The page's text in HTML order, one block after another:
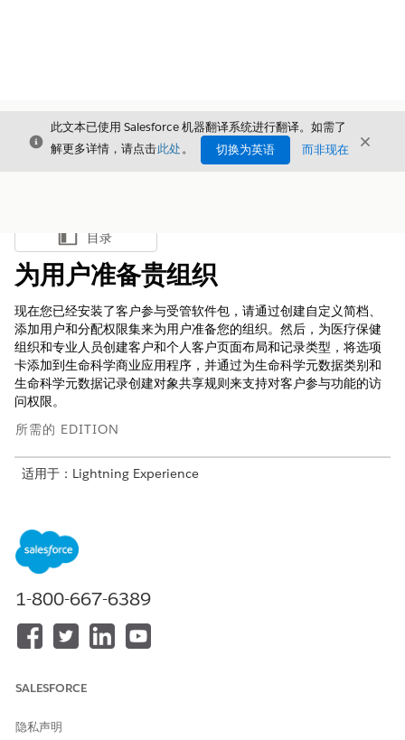
关闭
此文本已使用 Salesforce 机器翻译系统进行翻译。如需了
解更多详情，请点击此处。 切换为英语 而非现在 关闭
显示目录
目录
为用户准备贵组织
现在您已经安装了客户参与受管软件包，请通过创建自定义简档、
添加用户和分配权限集来为用户准备您的组织。然后，为医疗保健
组织和专业人员创建客户和个人客户页面布局和记录类型，将选项
卡添加到生命科学商业应用程序，并通过为生命科学元数据类别和
生命科学元数据记录创建对象共享规则来支持对客户参与功能的访
问权限。
所需的 EDITION
适用于：Lightning Experience
Customer Engagement受管软件包的
Edition。
为客户参与用户创建自定义简档
户简档为管理员和标准用户创建自定义简档。
您可以一次添加一个内部生命科学用户，或批量添加最多 10 个
将权限集分配给生命科学客户参与用户
1-800-667-6389
SALESFORCE
隐私声明